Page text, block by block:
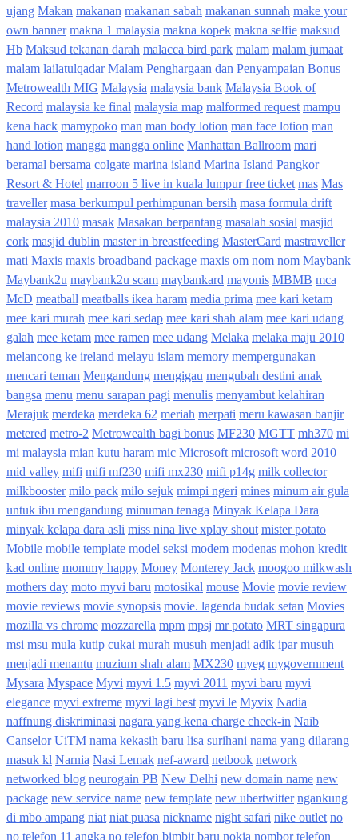
ujang Makan makanan makanan sabah makanan sunnah make your
own banner makna 1 malaysia makna kopek makna selfie maksud
Hb Maksud tekanan darah malacca bird park malam malam jumaat
malam lailatulqadar Malam Penghargaan dan Penyampaian Bonus
Metrowealth MIG Malaysia malaysia bank Malaysia Book of
Record malaysia ke final malaysia map malformed request mampu
kena hack mamypoko man man body lotion man face lotion man
hand lotion mangga mangga online Manhattan Ballroom mari
beramal bersama colgate marina island Marina Island Pangkor
Resort & Hotel marroon 5 live in kuala lumpur free ticket mas Mas
traveller masa berkumpul perhimpunan bersih masa formula drift
malaysia 2010 masak Masakan berpantang masalah sosial masjid
cork masjid dublin master in breastfeeding MasterCard mastraveller
mati Maxis maxis broadband package maxis om nom nom Maybank
Maybank2u maybank2u scam maybankard mayonis MBMB mca
McD meatball meatballs ikea haram media prima mee kari ketam
mee kari murah mee kari sedap mee kari shah alam mee kari udang
galah mee ketam mee ramen mee udang Melaka melaka maju 2010
melancong ke ireland melayu islam memory mempergunakan
mencari teman Mengandung mengigau mengubah destini anak
bangsa menu menu sarapan pagi menulis menyambut kelahiran
Merajuk merdeka merdeka 62 meriah merpati meru kawasan banjir
metered metro-2 Metrowealth bagi bonus MF230 MGTT mh370 mi
mi malaysia mian kutu haram mic Microsoft microsoft word 2010
mid valley mifi mifi mf230 mifi mx230 mifi p14g milk collector
milkbooster milo pack milo sejuk mimpi ngeri mines minum air gula
untuk ibu mengandung minuman tenaga Minyak Kelapa Dara
minyak kelapa dara asli miss nina live xplay shout mister potato
Mobile mobile template model seksi modem modenas mohon kredit
kad online mommy happy Money Monterey Jack moogoo milkwash
mothers day moto myvi baru motosikal mouse Movie movie review
movie reviews movie synopsis movie. lagenda budak setan Movies
mozilla vs chrome mozzarella mpm mpsj mr potato MRT singapura
msi msu mula kutip cukai murah musuh menjadi adik ipar musuh
menjadi menantu muzium shah alam MX230 myeg mygovernment
Mysara Myspace Myvi myvi 1.5 myvi 2011 myvi baru myvi
elegance myvi extreme myvi lagi best myvi le Myvix Nadia
naffnung diskriminasi nagara yang kena charge check-in Naib
Canselor UiTM nama kekasih baru lisa surihani nama yang dilarang
masuk kl Narnia Nasi Lemak nef-award netbook network
networked blog neurogain PB New Delhi new domain name new
package new service name new template new ubertwitter ngankung
di mbo ampang niat niat puasa nickname night safari nike outlet no
no telefon 11 angka no telefon bimbit baru nokia nombor telefon